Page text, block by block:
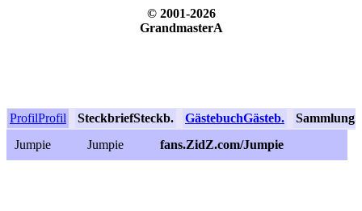
© 2001-2026
GrandmasterA
ProfilProfil SteckbriefSteckb. GästebuchGästeb. Sammlung
Jumpie
Jumpie fans.ZidZ.com/Jumpie